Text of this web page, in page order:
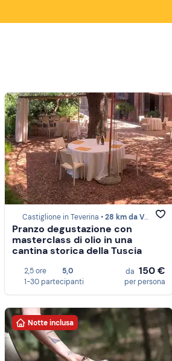
Castiglione in Teverina •28 km da Viterbo
Pranzo degustazione con
masterclass di olio in una
cantina storica della Tuscia
2,5 ore
5,0
1-30 partecipanti
da 150 €
per persona
Notte inclusa